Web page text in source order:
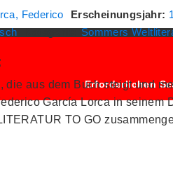
Erforderlichen
Federico Erscheinungsjahr:
Kategorie:Sommers
die aus dem Buch steigt und
García Lorca in seinem
TO GO